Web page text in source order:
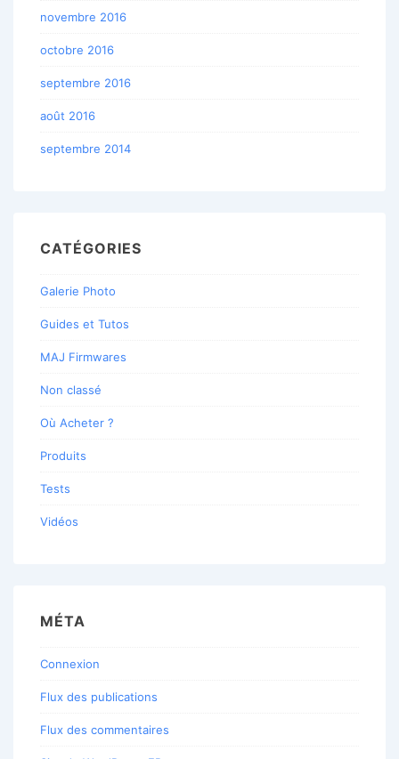
novembre 2016
octobre 2016
septembre 2016
août 2016
septembre 2014
CATÉGORIES
Galerie Photo
Guides et Tutos
MAJ Firmwares
Non classé
Où Acheter ?
Produits
Tests
Vidéos
MÉTA
Connexion
Flux des publications
Flux des commentaires